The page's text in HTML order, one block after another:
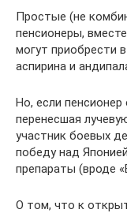
Простые (не
пенсионеры,
могут приобрести
аспирина и
Но, если
перенесшая
участник боевых
победу над
препараты (вроде
О том, что к